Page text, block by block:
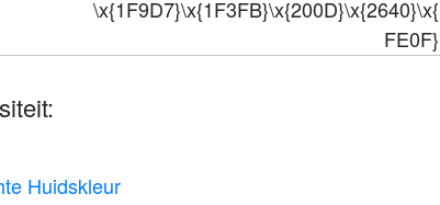
\x{1F9D7}\x{1F3FB}\x{200D}\x{2640}\x{
FE0F}
Huidskleur